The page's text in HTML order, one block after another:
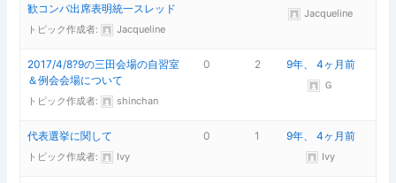
歓コンパ出席表明統一スレッド
トピック作成者: Jacqueline
Jacqueline
2017/4/8?9の三田会場の自習室
＆例会会場について
トピック作成者: shinchan
0 2 9年、 4ヶ月前
Ｇ
代表選挙に関して
トピック作成者: Ivy
0 1 9年、 4ヶ月前
Ivy